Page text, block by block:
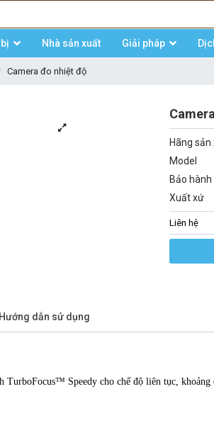
Nhà sản xuất Giải pháp
Camera đo nhiệt độ
Hãng
Model
Bảo hành
Xuất xứ
Liên hệ
dẫn sử dụng
Speedy cho chế độ liên tục, khoảng